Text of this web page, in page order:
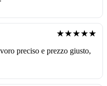
★★★★★
preciso e prezzo giusto,